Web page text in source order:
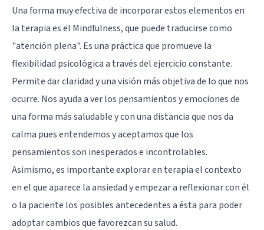
Una forma muy efectiva de incorporar estos elementos en
la terapia es el Mindfulness, que puede traducirse como
"atención plena". Es una práctica que promueve la
flexibilidad psicológica a través del ejercicio constante.
Permite dar claridad y una visión más objetiva de lo que nos
ocurre. Nos ayuda a ver los pensamientos y emociones de
una forma más saludable y con una distancia que nos da
calma pues entendemos y aceptamos que los
pensamientos son inesperados e incontrolables.
Asimismo, es importante explorar en terapia el contexto
en el que aparece la ansiedad y empezar a reflexionar con él
o la paciente los posibles antecedentes a ésta para poder
adoptar cambios que favorezcan su salud.